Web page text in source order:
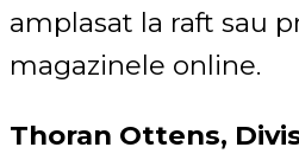
amplasat la raft sau
magazinele online.
Thoran Ottens,